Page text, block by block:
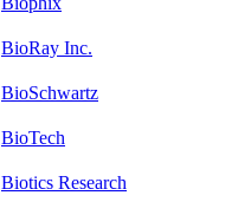
BioRay Inc.
BioSchwartz
BioTech
Biotics Research